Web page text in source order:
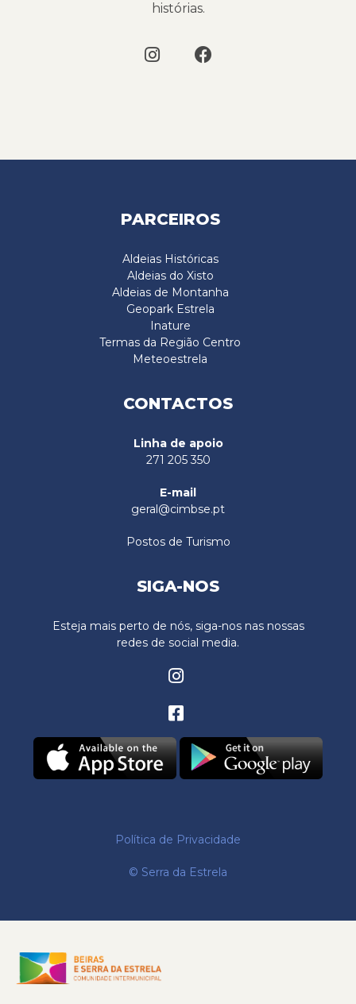
histórias.
PARCEIROS
Aldeias Históricas
Aldeias do Xisto
Aldeias de Montanha
Geopark Estrela
Inature
Termas da Região Centro
Meteoestrela
CONTACTOS
Linha de apoio
271 205 350
E-mail
geral@cimbse.pt
Postos de Turismo
SIGA-NOS
Esteja mais perto de nós, siga-nos nas nossas
redes de social media.
© Serra da Estrela
Política de Privacidade